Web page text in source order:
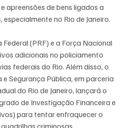
apreensões de bens ligados a
especialmente no Rio de Janeiro.
(PRF) e a Força Nacional
adicionais no policiamento
federais do Rio. Além disso, o
e Segurança Pública, em parceria
do Rio de Janeiro, lançará o
de Investigação Financeira e
para tentar enfraquecer o
criminosas.